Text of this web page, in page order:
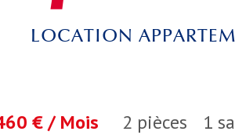
LOCATION
2 pièces 1
€ / Mois